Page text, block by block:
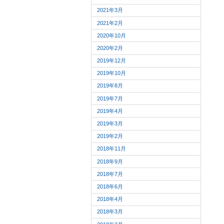
2021年3月
2021年2月
2020年10月
2020年2月
2019年12月
2019年10月
2019年8月
2019年7月
2019年4月
2019年3月
2019年2月
2018年11月
2018年9月
2018年7月
2018年6月
2018年4月
2018年3月